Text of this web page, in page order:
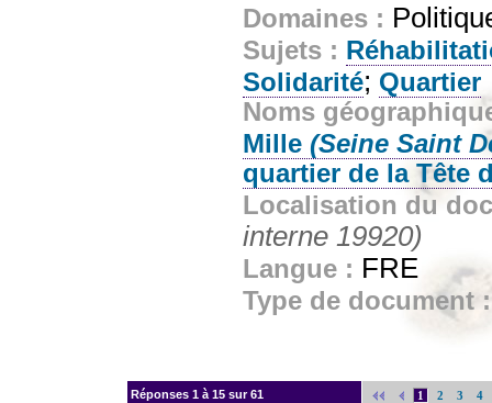
Domaines :
Sujets :
Solidarité; Quartier
Noms
Mille (Seine Saint
quartier de la Tête
Localisation du
interne 19920)
Langue : FRE
Type de document
Réponses 1 à 15 sur 61 1 2 3 4